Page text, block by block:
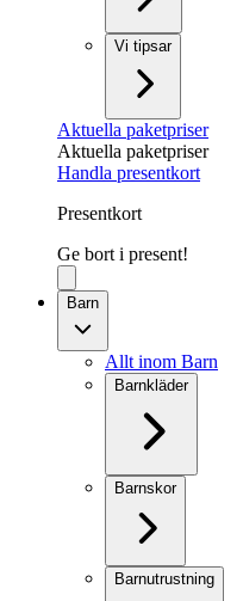
Vi tipsar
Aktuella paketpriser
Aktuella paketpriser
Handla presentkort
Presentkort
Ge bort i present!
Barn
Allt inom Barn
Barnkläder
Barnskor
Barnutrustning